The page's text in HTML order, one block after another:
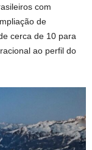
com
de
cerca de 10 para
ao perfil do